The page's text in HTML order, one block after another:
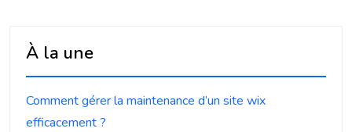
À la une
Comment gérer la maintenance d’un site wix
efficacement ?